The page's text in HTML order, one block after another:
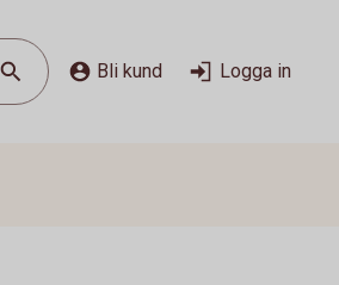
Bli kund Logga in